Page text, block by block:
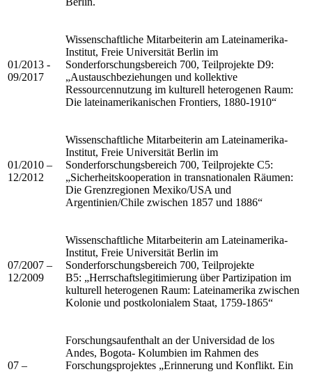
01/2013 -
09/2017
Wissenschaftliche Mitarbeiterin am Lateinamerika-
Institut, Freie Universität Berlin im
Sonderforschungsbereich 700, Teilprojekte D9:
„Austauschbeziehungen und kollektive
Ressourcennutzung im kulturell heterogenen Raum:
Die lateinamerikanischen Frontiers, 1880-1910“
01/2010 –
12/2012
Wissenschaftliche Mitarbeiterin am Lateinamerika-
Institut, Freie Universität Berlin im
Sonderforschungsbereich 700, Teilprojekte C5:
„Sicherheitskooperation in transnationalen Räumen:
Die Grenzregionen Mexiko/USA und
Argentinien/Chile zwischen 1857 und 1886“
07/2007 –
12/2009
Wissenschaftliche Mitarbeiterin am Lateinamerika-
Institut, Freie Universität Berlin im
Sonderforschungsbereich 700, Teilprojekte
B5: „Herrschaftslegitimierung über Partizipation im
kulturell heterogenen Raum: Lateinamerika zwischen
Kolonie und postkolonialem Staat, 1759-1865“
07 –
Forschungsaufenthalt an der Universidad de los
Andes, Bogota- Kolumbien im Rahmen des
Forschungsprojektes „Erinnerung und Konflikt. Ein